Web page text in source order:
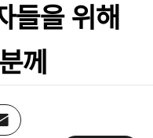
들을 위해
께